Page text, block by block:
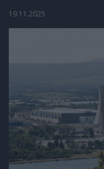
19.11.2025